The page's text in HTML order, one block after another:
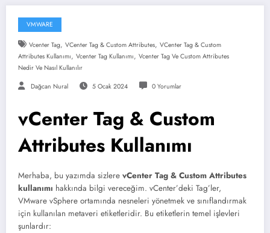
VMWARE
Vcenter Tag, VCenter Tag & Custom Attributes, VCenter Tag & Custom
Attributes Kullanımı, Vcenter Tag Kullanımı, Vcenter Tag Ve Custom Attributes
Nedir Ve Nasıl Kullanılır
Dağcan Nural 5 Ocak 2024 0 Yorumlar
vCenter Tag & Custom
Attributes Kullanımı
Merhaba, bu yazımda sizlere vCenter Tag & Custom Attributes
kullanımı hakkında bilgi vereceğim. vCenter’deki Tag’ler,
VMware vSphere ortamında nesneleri yönetmek ve sınıflandırmak
için kullanılan metaveri etiketleridir. Bu etiketlerin temel işlevleri
şunlardır: